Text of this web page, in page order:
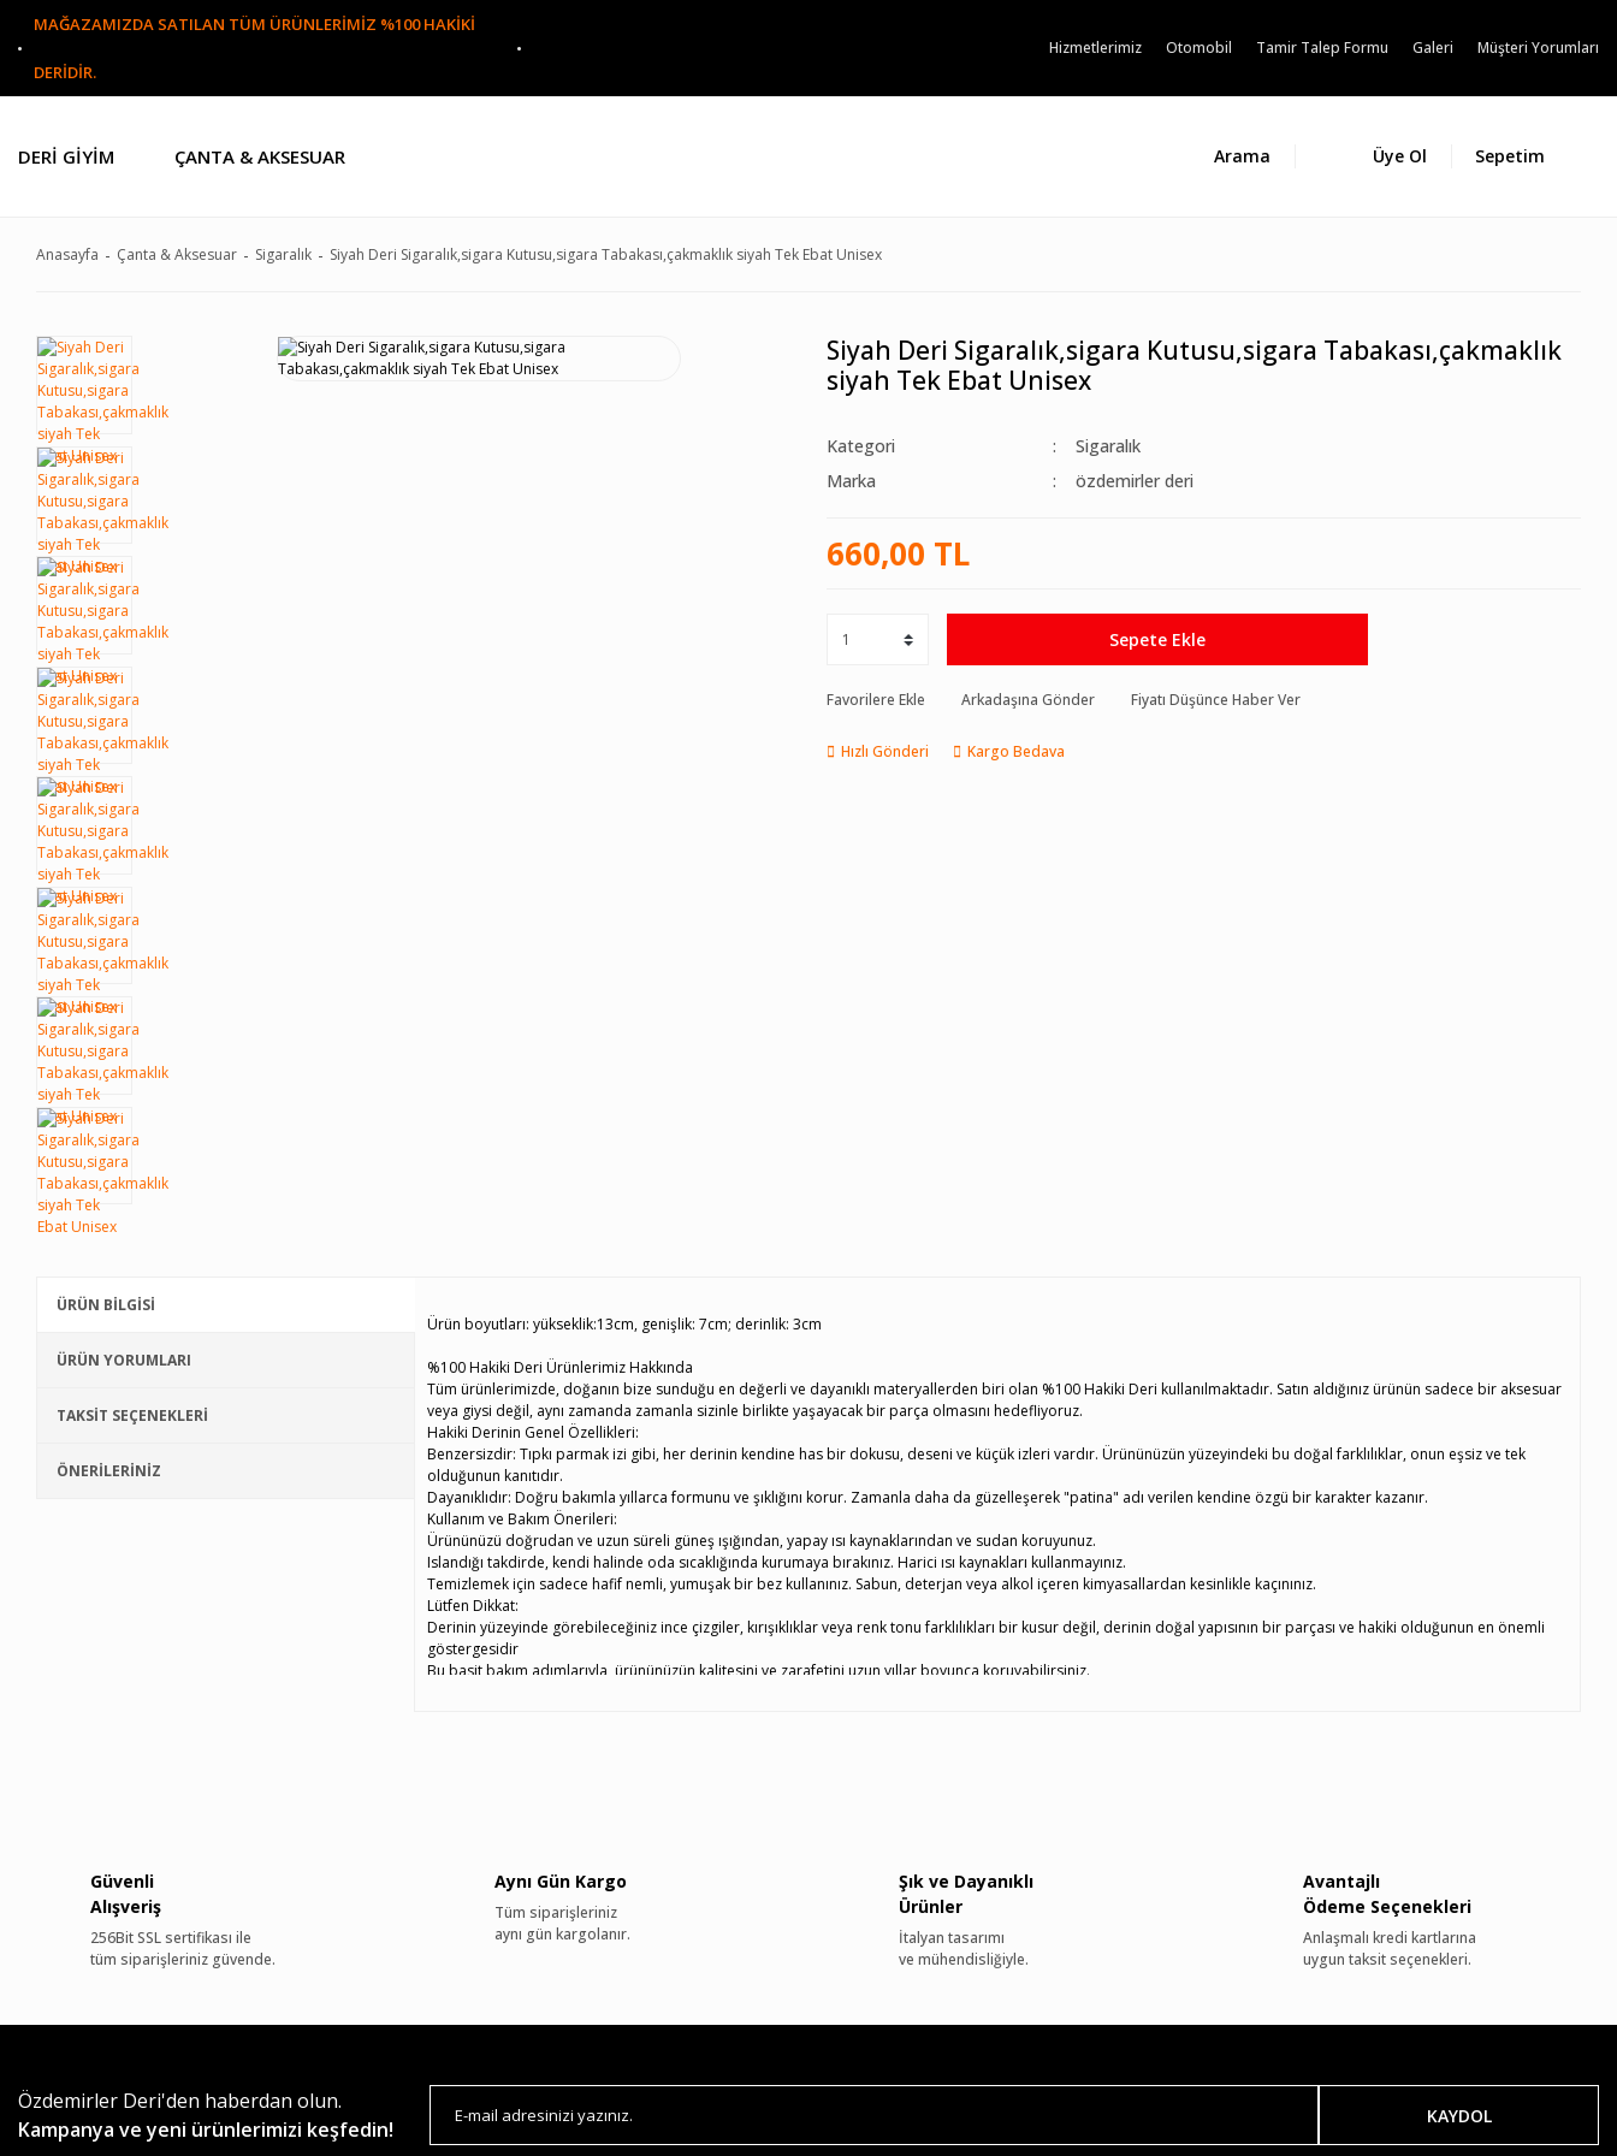
MAĞAZAMIZDA SATILAN TÜM ÜRÜNLERİMİZ %100 HAKİKİ
DERİDİR.
Hizmetlerimiz Otomobil Tamir Talep Formu Galeri Müşteri Yorumları
DERI GIYIM ÇANTA & AKSESUAR Arama Üye Ol Sepetim
Anasayfa Çanta & Aksesuar Sigaralık Siyah Deri Sigaralık,sigara Kutusu,sigara Tabakası,çakmaklık siyah Tek Ebat Unisex
Siyah Deri Sigaralık,sigara Kutusu,sigara Tabakası,çakmaklık
siyah Tek Ebat Unisex
Kategori
Sigaralık
Marka
özdemirler deri
660,00 TL
Sepete Ekle
Favorilere Ekle Arkadaşına Gönder Fiyatı Düşünce Haber Ver
Hızlı Gönderi Kargo Bedava
ÜRÜN BİLGİSİ
ÜRÜN YORUMLARI
TAKSİT SEÇENEKLERİ
ÖNERİLERİNİZ
Ürün boyutları: yükseklik:13cm, genişlik: 7cm; derinlik: 3cm
%100 Hakiki Deri Ürünlerimiz Hakkında
Tüm ürünlerimizde, doğanın bize sunduğu en değerli ve dayanıklı materyallerden biri olan %100 Hakiki Deri kullanılmaktadır. Satın aldığınız ürünün sadece bir aksesuar
veya giysi değil, aynı zamanda zamanla sizinle birlikte yaşayacak bir parça olmasını hedefliyoruz.
Hakiki Derinin Genel Özellikleri:
Benzersizdir: Tıpkı parmak izi gibi, her derinin kendine has bir dokusu, deseni ve küçük izleri vardır. Ürününüzün yüzeyindeki bu doğal farklılıklar, onun eşsiz ve tek
olduğunun kanıtıdır.
Dayanıklıdır: Doğru bakımla yıllarca formunu ve şıklığını korur. Zamanla daha da güzelleşerek "patina" adı verilen kendine özgü bir karakter kazanır.
Kullanım ve Bakım Önerileri:
Ürününüzü doğrudan ve uzun süreli güneş ışığından, yapay ısı kaynaklarından ve sudan koruyunuz.
Islandığı takdirde, kendi halinde oda sıcaklığında kurumaya bırakınız. Harici ısı kaynakları kullanmayınız.
Temizlemek için sadece hafif nemli, yumuşak bir bez kullanınız. Sabun, deterjan veya alkol içeren kimyasallardan kesinlikle kaçınınız.
Lütfen Dikkat:
Derinin yüzeyinde görebileceğiniz ince çizgiler, kırışıklıklar veya renk tonu farklılıkları bir kusur değil, derinin doğal yapısının bir parçası ve hakiki olduğunun en önemli
göstergesidir
Bu basit bakım adımlarıyla, ürününüzün kalitesini ve zarafetini uzun yıllar boyunca koruyabilirsiniz.
Güvenli
Alışveriş
256Bit SSL sertifikası ile
tüm siparişleriniz güvende.
Aynı Gün Kargo
Tüm siparişleriniz
aynı gün kargolanır.
Şık ve Dayanıklı
Ürünler
İtalyan tasarımı
ve mühendisliğiyle.
Avantajlı
Ödeme Seçenekleri
Anlaşmalı kredi kartlarına
uygun taksit seçenekleri.
Özdemirler Deri'den haberdan olun.
Kampanya ve yeni ürünlerimizi keşfedin!
KAYDOL